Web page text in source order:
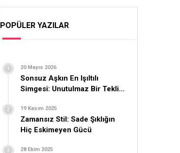
POPÜLER YAZILAR
20 Mayıs 2026
Sonsuz Aşkın En Işıltılı
Simgesi: Unutulmaz Bir Teklif
19 Kasım 2025
Zamansız Stil: Sade Şıklığın
Hiç Eskimeyen Gücü
28 Ekim 2025